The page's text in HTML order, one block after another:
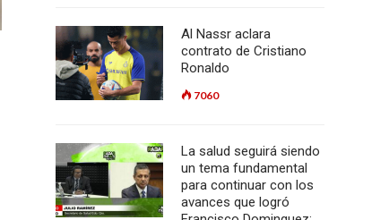
Al Nassr aclara
contrato de Cristiano
Ronaldo
7060
La salud seguirá siendo
un tema fundamental
para continuar con los
avances que logró